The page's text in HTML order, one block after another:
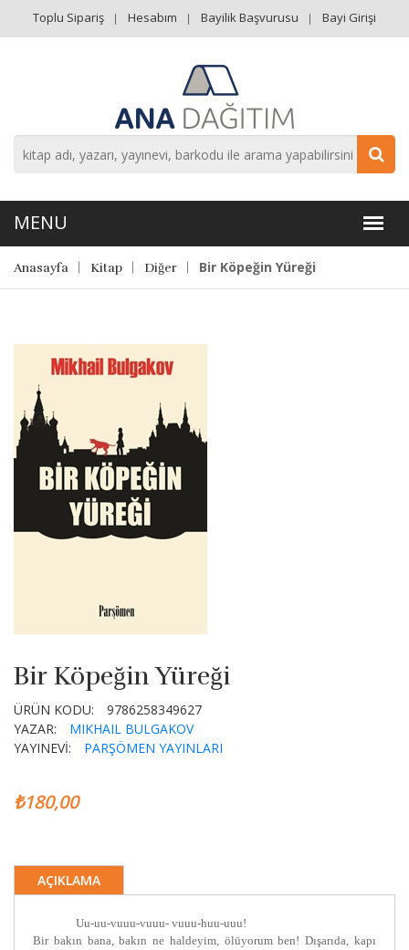
Toplu Sipariş Hesabım Bayilik Başvurusu Bayi Girişi
Anasayfa Kitap Diğer Bir Köpeğin Yüreği
Bir Köpeğin Yüreği
ÜRÜN KODU:
9786258349627
YAZAR:
MIKHAIL BULGAKOV
YAYINEVİ:
PARŞÖMEN YAYINLARI
₺180,00
AÇIKLAMA
Uu-uu-vuuu-vuuu- vuuu-huu-uuu!
Bir bakın bana, bakın ne haldeyim, ölüyorum ben! Dışarıda, kapı